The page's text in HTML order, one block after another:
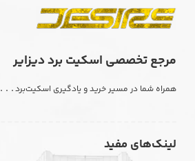
مرجع تخصصی اسکیت برد دیزایر
همراه شما در مسیر خرید و یادگیری اسکیت‌برد. . .
لینک‌های مفید